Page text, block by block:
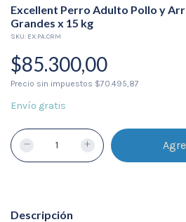
Excellent Perro Adulto Pollo y
Grandes x 15 kg
SKU: EX.PA.CRM
$85.300,00
Precio sin impuestos $70.495,87
Envío gratis
Descripción